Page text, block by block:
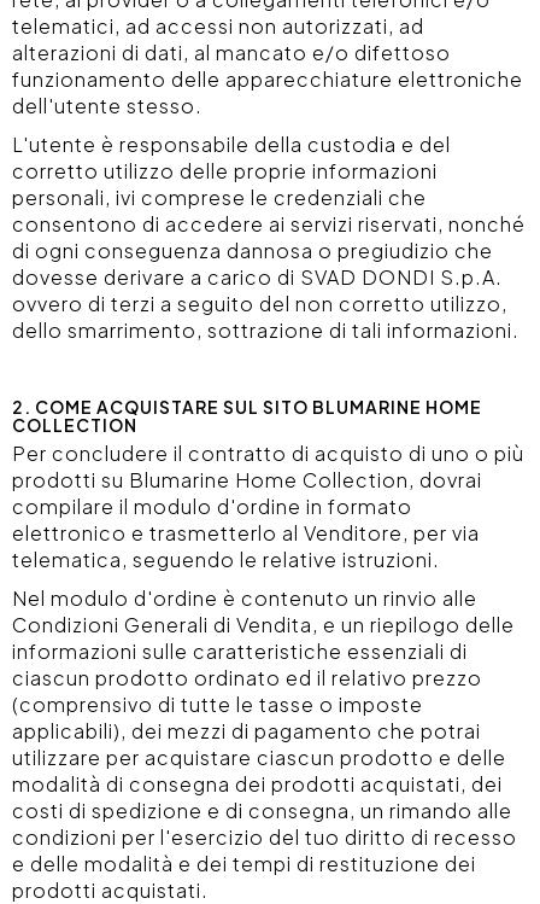
telematici, ad accessi non autorizzati, ad
alterazioni di dati, al mancato e/o difettoso
funzionamento delle apparecchiature elettroniche
dell'utente stesso.
L'utente è responsabile della custodia e del
corretto utilizzo delle proprie informazioni
personali, ivi comprese le credenziali che
consentono di accedere ai servizi riservati, nonché
di ogni conseguenza dannosa o pregiudizio che
dovesse derivare a carico di SVAD DONDI S.p.A.
ovvero di terzi a seguito del non corretto utilizzo,
dello smarrimento, sottrazione di tali informazioni.
2. COME ACQUISTARE SUL SITO BLUMARINE HOME
COLLECTION
Per concludere il contratto di acquisto di uno o più
prodotti su Blumarine Home Collection, dovrai
compilare il modulo d'ordine in formato
elettronico e trasmetterlo al Venditore, per via
telematica, seguendo le relative istruzioni.
Nel modulo d'ordine è contenuto un rinvio alle
Condizioni Generali di Vendita, e un riepilogo delle
informazioni sulle caratteristiche essenziali di
ciascun prodotto ordinato ed il relativo prezzo
(comprensivo di tutte le tasse o imposte
applicabili), dei mezzi di pagamento che potrai
utilizzare per acquistare ciascun prodotto e delle
modalità di consegna dei prodotti acquistati, dei
costi di spedizione e di consegna, un rimando alle
condizioni per l'esercizio del tuo diritto di recesso
e delle modalità e dei tempi di restituzione dei
prodotti acquistati.